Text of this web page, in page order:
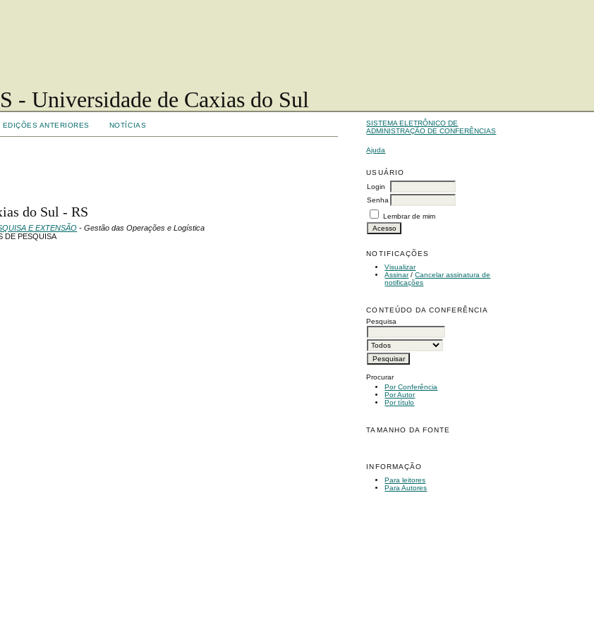
- Universidade de Caxias do Sul
SISTEMA ELETRÔNICO DE
ADMINISTRAÇÃO DE CONFERÊNCIAS
Ajuda
USUÁRIO
Login
Senha
Lembrar de mim
NOTIFICAÇÕES
Visualizar
Assinar/Cancelar assinatura de
notificações
CONTEÚDO DA CONFERÊNCIA
Pesquisa
Procurar
Por Conferência
Por Autor
Por título
TAMANHO DA FONTE
INFORMAÇÃO
Para leitores
Para Autores
EDIÇÕES ANTERIORES NOTÍCIAS
do Sul - RS
E EXTENSÃO - Gestão das Operações e Logística
DE PESQUISA